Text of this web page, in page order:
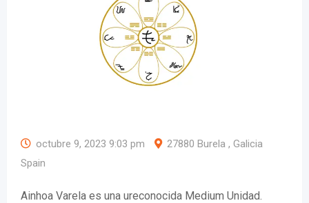
octubre 9, 2023 9:03 pm
27880 Burela , Galicia
Spain
Ainhoa Varela es una ureconocida Medium Unidad.